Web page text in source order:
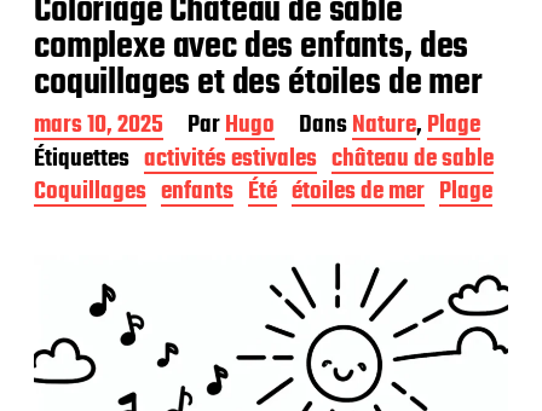
complexe avec des enfants, des
coquillages et des étoiles de mer
D
a
t
e
l
i
c
mars 10, 2025 ParHugo DansNature,Plage
Étiquettes activités estivales château de sable
Coquillages enfants Été étoiles de mer Plage